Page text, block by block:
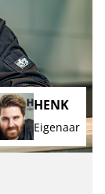
HENK
Eigenaar